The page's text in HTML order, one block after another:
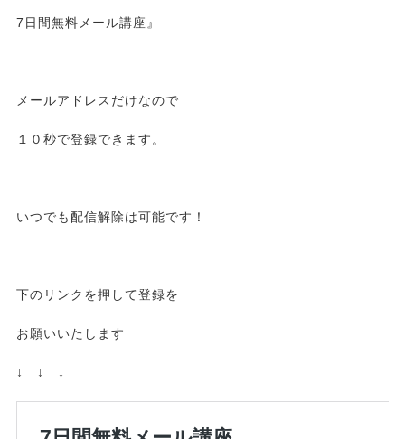
7日間無料メール講座』
メールアドレスだけなので
１０秒で登録できます。
いつでも配信解除は可能です！
下のリンクを押して登録を
お願いいたします
↓ ↓ ↓